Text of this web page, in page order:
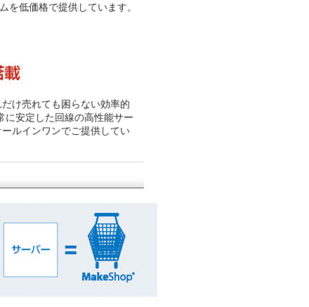
を低価格で提供しています。
け売れても困らない効率的
に安定した回線の高性能サー
ルインワンでご提供してい